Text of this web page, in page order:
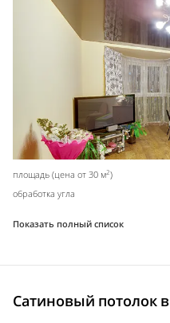
площадь (цена от 30 м2)
обработка угла
Показать полный список
Сатиновый потолок